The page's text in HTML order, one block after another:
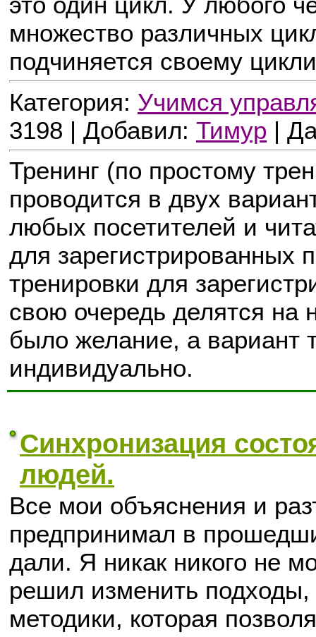
множество различных
подчиняется своему
Категория: Учимся
3198 | Добавил: Тимур |
Тренинг (по простому
проводится в двух
любых посетителей и
для зарегистрированных
тренировки для
свою очередь делятся на
было желание, а вариант
индивидуально.
Синхронизация
людей.
Все мои объяснения и
предпринимал в
дали. Я никак никого не
решил изменить
методики, которая